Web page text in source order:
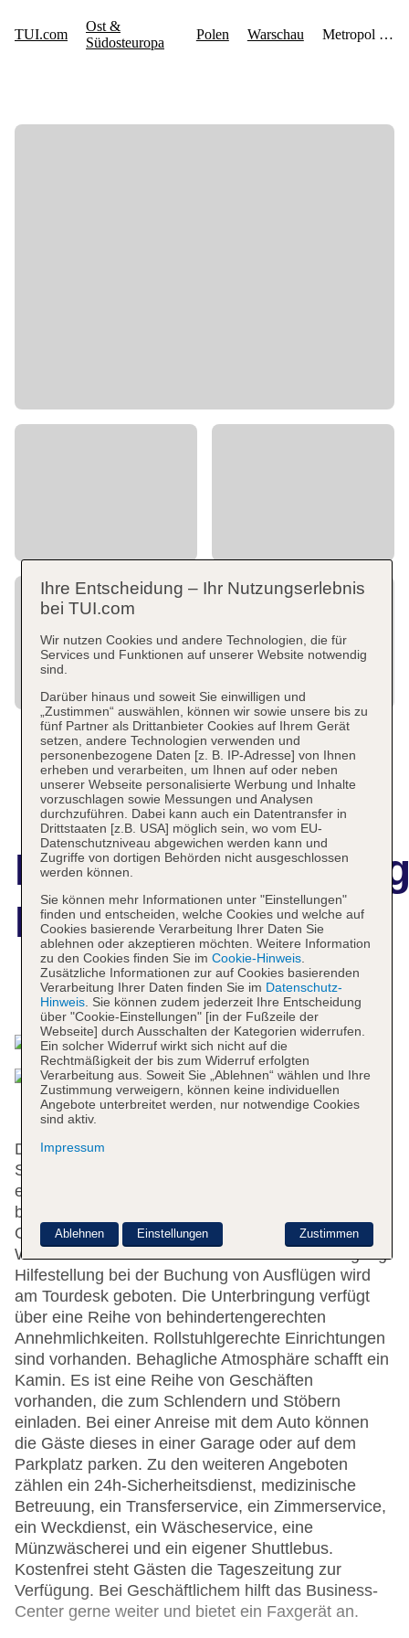
Metropol Hotel
Das bietet Ihre Unterkunft
Das Hotel bietet 191 Zimmer, 9 Junior-Suiten und 2
Suiten auf 9 Etagen, die mit einem Aufzug
erreichbar sind. Die Rezeption ist rund um die Uhr
besetzt. Zur Einrichtung gehören eine
Gepäckaufbewahrung, ein Safe und eine
Wechselstube. Im Haus steht WLAN zur Verfügung.
Hilfestellung bei der Buchung von Ausflügen wird
am Tourdesk geboten. Die Unterbringung verfügt
über eine Reihe von behindertengerechten
Annehmlichkeiten. Rollstuhlgerechte Einrichtungen
sind vorhanden. Behagliche Atmosphäre schafft ein
Kamin. Es ist eine Reihe von Geschäften
vorhanden, die zum Schlendern und Stöbern
einladen. Bei einer Anreise mit dem Auto können
die Gäste dieses in einer Garage oder auf dem
Parkplatz parken. Zu den weiteren Angeboten
zählen ein 24h-Sicherheitsdienst, medizinische
Betreuung, ein Transferservice, ein Zimmerservice,
ein Weckdienst, ein Wäscheservice, eine
Münzwäscherei und ein eigener Shuttlebus.
Kostenfrei steht Gästen die Tageszeitung zur
Verfügung. Bei Geschäftlichem hilft das Business-
Center gerne weiter und bietet ein Faxgerät an.
Ihre Entscheidung – Ihr Nutzungserlebnis
bei TUI.com
Wir nutzen Cookies und andere Technologien, die für
Services und Funktionen auf unserer Website notwendig
sind.
Darüber hinaus und soweit Sie einwilligen und
„Zustimmen“ auswählen, können wir sowie unsere bis zu
fünf Partner als Drittanbieter Cookies auf Ihrem Gerät
setzen, andere Technologien verwenden und
personenbezogene Daten [z. B. IP-Adresse] von Ihnen
erheben und verarbeiten, um Ihnen auf oder neben
unserer Webseite personalisierte Werbung und Inhalte
vorzuschlagen sowie Messungen und Analysen
durchzuführen. Dabei kann auch ein Datentransfer in
Drittstaaten [z.B. USA] möglich sein, wo vom EU-
Datenschutzniveau abgewichen werden kann und
Zugriffe von dortigen Behörden nicht ausgeschlossen
werden können.
Sie können mehr Informationen unter "Einstellungen"
finden und entscheiden, welche Cookies und welche auf
Cookies basierende Verarbeitung Ihrer Daten Sie
ablehnen oder akzeptieren möchten. Weitere Information
zu den Cookies finden Sie im Cookie-Hinweis.
Zusätzliche Informationen zur auf Cookies basierenden
Verarbeitung Ihrer Daten finden Sie im Datenschutz-
Hinweis. Sie können zudem jederzeit Ihre Entscheidung
über "Cookie-Einstellungen" [in der Fußzeile der
Webseite] durch Ausschalten der Kategorien widerrufen.
Ein solcher Widerruf wirkt sich nicht auf die
Rechtmäßigkeit der bis zum Widerruf erfolgten
Verarbeitung aus. Soweit Sie „Ablehnen“ wählen und Ihre
Zustimmung verweigern, können keine individuellen
Angebote unterbreitet werden, nur notwendige Cookies
sind aktiv.
Impressum
Zustimmen
Ablehnen Einstellungen